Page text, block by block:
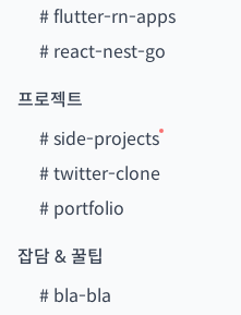
#flutter-rn-apps
# react-nest-go
프로젝트
#side-projects
#twitter-clone
# portfolio
잡담 & 꿀팁
# bla-bla